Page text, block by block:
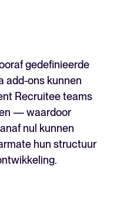
gedefinieerde
add-ons kunnen
Recruitee teams
— waardoor
nul kunnen
hun structuur